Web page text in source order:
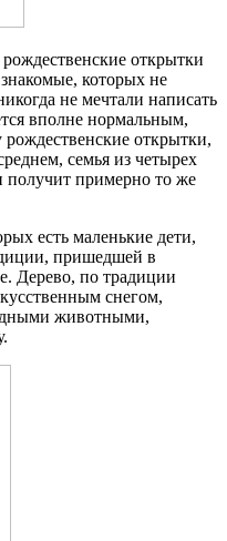
открытки
которых не
не мечтали написать
вполне нормальным,
рождественские открытки,
семья из четырех
получит примерно то же
есть маленькие дети,
пришедшей в
Дерево, по традиции
снегом,
животными,